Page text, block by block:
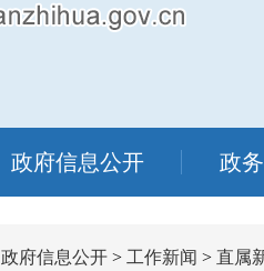
政府信息公开 政
政府信息公开 > 工作新闻 > 直属